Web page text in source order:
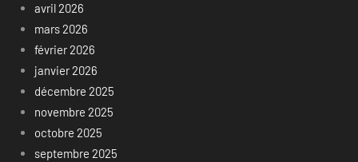
avril 2026
mars 2026
février 2026
janvier 2026
décembre 2025
novembre 2025
octobre 2025
septembre 2025